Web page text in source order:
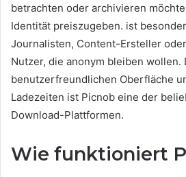
betrachten oder archivieren
Identität preiszugeben. ist
Journalisten, Content-Ersteller
Nutzer, die anonym bleiben wollen.
benutzerfreundlichen Oberfläche
Ladezeiten ist Picnob eine der
Download-Plattformen.
Wie funktioniert